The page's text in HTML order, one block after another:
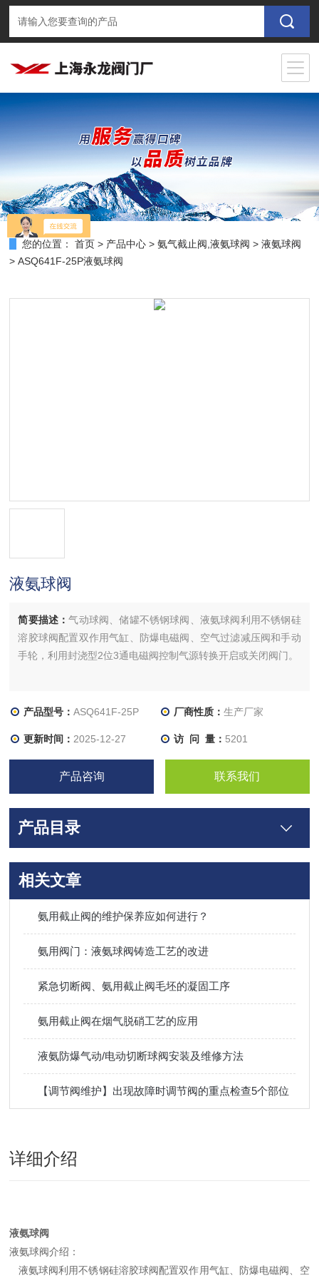
您的位置： 首页 > 产品中心 >氨气截止阀,液氨球阀 >液氨球阀
> ASQ641F-25P液氨球阀
液氨球阀
简要描述：气动球阀、储罐不锈钢球阀、液氨球阀利用不锈钢硅
溶胶球阀配置双作用气缸、防爆电磁阀、空气过滤减压阀和手动
手轮，利用封浇型2位3通电磁阀控制气源转换开启或关闭阀门。
产品型号：ASQ641F-25P 厂商性质： 生产厂家
更新时间： 2025-12-27 访 问 量： 5201
产品咨询 联系我们
产品目录
相关文章
氨用截止阀的维护保养应如何进行？
氨用阀门：液氨球阀铸造工艺的改进
紧急切断阀、氨用截止阀毛坯的凝固工序
氨用截止阀在烟气脱硝工艺的应用
液氨防爆气动/电动切断球阀安装及维修方法
【调节阀维护】出现故障时调节阀的重点检查5个部位
详细介绍
液氨球阀
液氨球阀介绍：
液氨球阀利用不锈钢硅溶胶球阀配置双作用气缸、防爆电磁阀、空